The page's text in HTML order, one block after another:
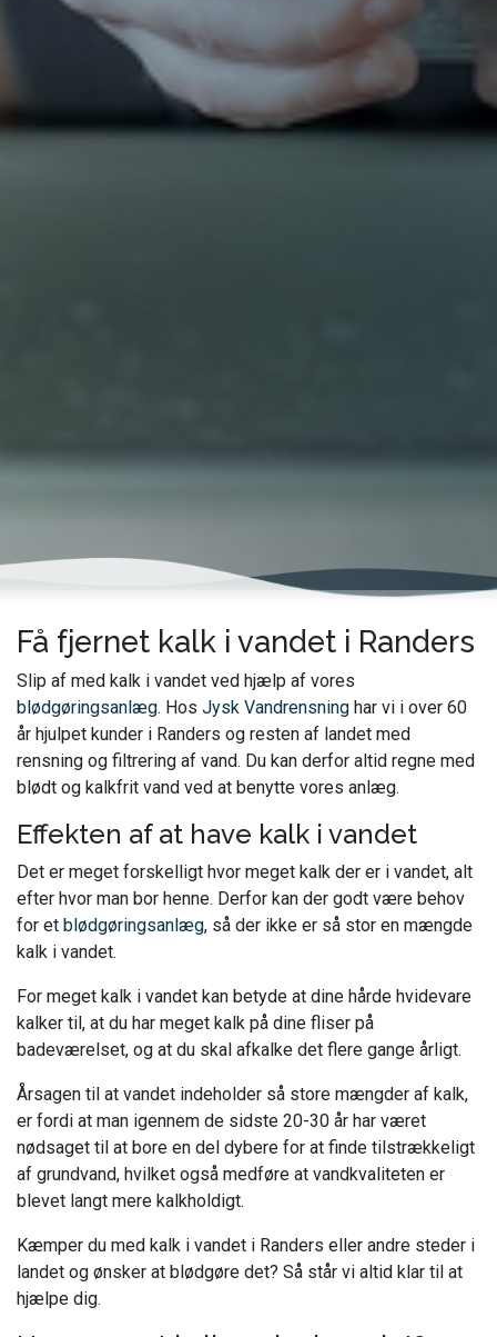
Få fjernet kalk i vandet i Randers
Slip af med kalk i vandet ved hjælp af vores
blødgøringsanlæg. Hos Jysk Vandrensning har vi i over 60
år hjulpet kunder i Randers og resten af landet med
rensning og filtrering af vand. Du kan derfor altid regne med
blødt og kalkfrit vand ved at benytte vores anlæg.
Effekten af at have kalk i vandet
Det er meget forskelligt hvor meget kalk der er i vandet, alt
efter hvor man bor henne. Derfor kan der godt være behov
for et blødgøringsanlæg, så der ikke er så stor en mængde
kalk i vandet.
For meget kalk i vandet kan betyde at dine hårde hvidevare
kalker til, at du har meget kalk på dine fliser på
badeværelset, og at du skal afkalke det flere gange årligt.
Årsagen til at vandet indeholder så store mængder af kalk,
er fordi at man igennem de sidste 20-30 år har været
nødsaget til at bore en del dybere for at finde tilstrækkeligt
af grundvand, hvilket også medføre at vandkvaliteten er
blevet langt mere kalkholdigt.
Kæmper du med kalk i vandet i Randers eller andre steder i
landet og ønsker at blødgøre det? Så står vi altid klar til at
hjælpe dig.